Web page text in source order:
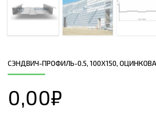
СЭНДВИЧ-ПРОФИЛЬ-0.5, 100Х150,
0,00₽